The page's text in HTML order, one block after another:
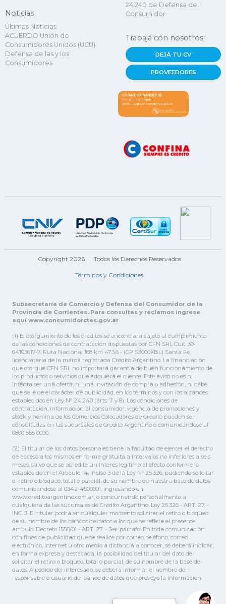
Noticias
Últimas Noticias
ACUERDO Unión de
Consumidores Unidos (UCU)
Defensa de las y los
Consumidores
24.240 de Defensa del
Consumidor
Trabajá con nosotros:
DEJÁ TU CV
PROVEEDORES
Copyright 2026 Todos los Derechos Reservados
Términos y Condiciones
Subsecretaría de Comercio y Defensa del Consumidor de la
Provincia de Corrientes. Para consultas y reclamos ingrese
aquí www.consumidorctes.gov.ar
(1) El otorgamiento de los créditos se encontrara sujeto al cumplimiento
de las condiciones de contratación dispuestas por CFN SRL Cuit: 30-
64105617-7. Ruta Nacional 168 km 473,6 - (CP S3000XBL) Santa Fe,
licenciataria de la marca registrada Crédito Argentino. La financiación
que otorgue CFN SRL no importará garantía de buen funcionamiento de
los productos o servicios que adquiera el cliente. Este aviso no es ni
intenta ser una oferta, ni una invitación de compra o adhesión, ni cabe
que se le de el carácter de publicidad, en los términos y con los alcances
establecidos en Ley Nº 24.240 (arts. 7 y 8). Las condiciones de
contratación, información al consumidor, vigencia de promociones y
stock y nómina de los Comercios Colocadores de Crédito pueden ser
consultadas en las sucursales de Crédito Argentino o comunicándose al
0800 555 0090.
(2) El titular de los datos personales tiene la facultad de ejercer el derecho
de acceso a los mismos en forma gratuita a intervalos no inferiores a seis
meses, salvo que se acredite un interés legítimo al efecto conforme lo
establecido en el Artículo 14, Inciso 3 de la Ley Nº 25.326, pudiendo solicitar
el retiro o bloqueo, total o parcial, de su nombre de nuestra base de datos
comunicándose al 0342-4500901, ingresando en
www.creditoargentino.com.ar, o concurriendo personalmente a
cualquiera de las sucursales de Crédito Argentino. Ley 25.326 - ART. 27. -
INC. 3. El titular podrá en cualquier momento solicitar el retiro o bloqueo
de su nombre de los bancos de datos a los que se refiere el presente
artículo. Decreto 1558/01 - ART. 27. - 3er. párrafo. En toda comunicación
con fines de publicidad que se realice por correo, teléfono, correo
electrónico, Internet u otro medio a distancia a conocer, se deberá indicar,
en forma expresa y destacada, la posibilidad del titular del dato de
solicitar el retiro o bloqueo, total o parcial, de su nombre de la base de
datos. A pedido del interesado, se deberá informar el nombre del
responsable o usuario del banco de datos que proveyó la información.